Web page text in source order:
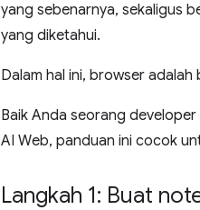
yang sebenarnya, sekaligus
yang diketahui.
Dalam hal ini, browser
Baik Anda seorang
AI Web, panduan ini cocok
Langkah 1: Buat